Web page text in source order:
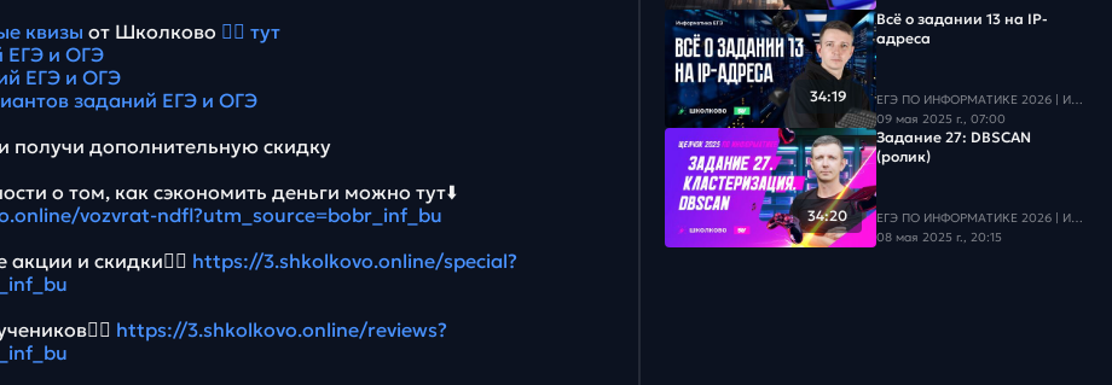
квизы от Школково 👉🏻 тут
ЕГЭ и ОГЭ
ЕГЭ и ОГЭ
заданий ЕГЭ и ОГЭ
и получи дополнительную скидку
о том, как сэкономить деньги можно тут⬇️
vozvrat-ndfl?utm_source=bobr_inf_bu
и скидки👉🏻 https://3.shkolkovo.online/special?
https://3.shkolkovo.online/reviews?
34:19
Всё о задании 13 на IP-
адреса
ЕГЭ ПО ИНФОРМАТИКЕ 2026 | Информатика с БУ
09 мая 2025 г., 07:00
34:20
Задание 27: DBSCAN
(ролик)
ЕГЭ ПО ИНФОРМАТИКЕ 2026 | Информатика с БУ
08 мая 2025 г., 20:15